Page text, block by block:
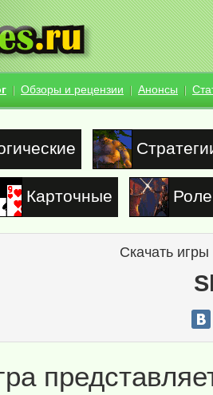
Обзоры и рецензии Анонсы
Карточные
Скачать